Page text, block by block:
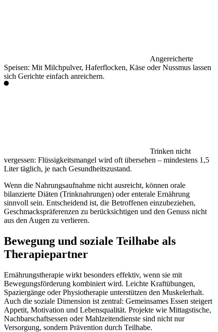
Angereicherte
Speisen: Mit Milchpulver, Haferflocken, Käse oder Nussmus lassen
sich Gerichte einfach anreichern.
Trinken nicht
vergessen: Flüssigkeitsmangel wird oft übersehen – mindestens 1,5
Liter täglich, je nach Gesundheitszustand.
Wenn die Nahrungsaufnahme nicht ausreicht, können orale
bilanzierte Diäten (Trinknahrungen) oder enterale Ernährung
sinnvoll sein. Entscheidend ist, die Betroffenen einzubeziehen,
Geschmackspräferenzen zu berücksichtigen und den Genuss nicht
aus den Augen zu verlieren.
Bewegung und soziale Teilhabe als
Therapiepartner
Ernährungstherapie wirkt besonders effektiv, wenn sie mit
Bewegungsförderung kombiniert wird. Leichte Kraftübungen,
Spaziergänge oder Physiotherapie unterstützen den Muskelerhalt.
Auch die soziale Dimension ist zentral: Gemeinsames Essen steigert
Appetit, Motivation und Lebensqualität. Projekte wie Mittagstische,
Nachbarschaftsessen oder Mahlzeitendienste sind nicht nur
Versorgung, sondern Prävention durch Teilhabe.